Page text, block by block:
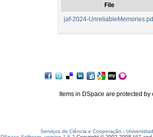
File
jaf-2024-
Items in DSpace are protected
Serviços de Ciência e Cooperação -